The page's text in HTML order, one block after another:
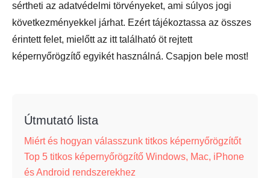
sértheti az adatvédelmi törvényeket, ami súlyos jogi
következményekkel járhat. Ezért tájékoztassa az összes
érintett felet, mielőtt az itt található öt rejtett
képernyőrögzítő egyikét használná. Csapjon bele most!
Útmutató lista
Miért és hogyan válasszunk titkos képernyőrögzítőt
Top 5 titkos képernyőrögzítő Windows, Mac, iPhone
és Android rendszerekhez